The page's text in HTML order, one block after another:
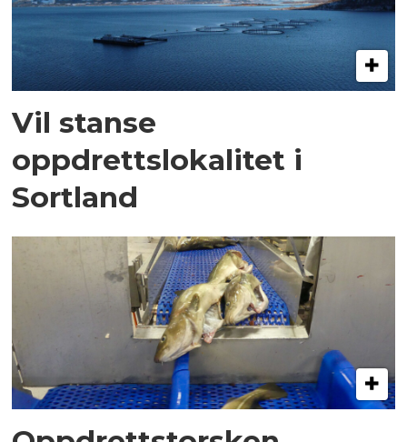
Vil stanse
oppdrettslokalitet i
Sortland